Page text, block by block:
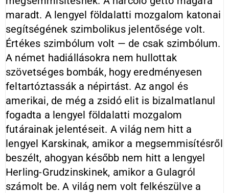
maradt. A lengyel földalatti mozgalom katonai
segítségének szimbolikus jelentősége volt.
Értékes szimbólum volt — de csak szimbólum.
A német hadiállásokra nem hullottak
szövetséges bombák, hogy eredményesen
feltartóztassák a népirtást. Az angol és
amerikai, de még a zsidó elit is bizalmatlanul
fogadta a lengyel földalatti mozgalom
futárainak jelentéseit. A világ nem hitt a
lengyel Karskinak, amikor a megsemmisítésről
beszélt, ahogyan később nem hitt a lengyel
Herling-Grudzinskinek, amikor a Gulagról
számolt be. A világ nem volt felkészülve a